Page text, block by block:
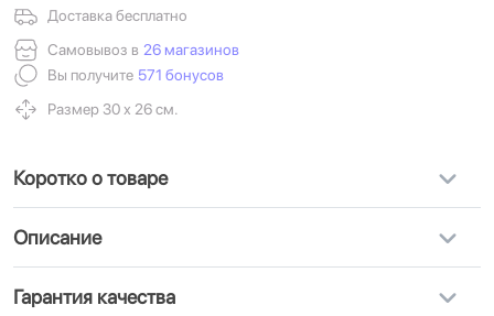
Доставка бесплатно
Самовывоз в 26 магазинов
Вы получите 571 бонусов
Размер 30 х 26 см.
Коротко о товаре
Описание
Гарантия качества